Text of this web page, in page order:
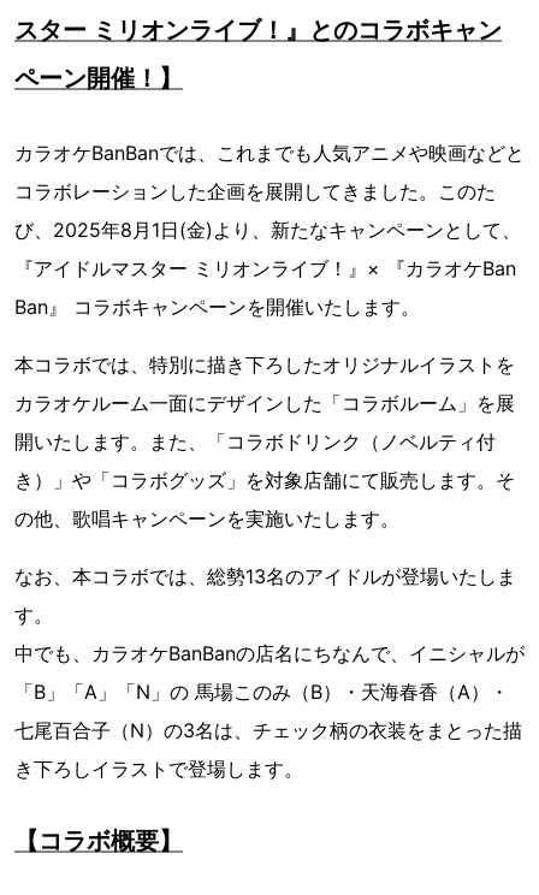
スター ミリオンライブ！』とのコラボキャン
ペーン開催！】
カラオケBanBanでは、これまでも人気アニメや映画などと
コラボレーションした企画を展開してきました。このた
び、2025年8月1日(金)より、新たなキャンペーンとして、
『アイドルマスター ミリオンライブ！』× 『カラオケBan
Ban』 コラボキャンペーンを開催いたします。
本コラボでは、特別に描き下ろしたオリジナルイラストを
カラオケルーム一面にデザインした「コラボルーム」を展
開いたします。また、「コラボドリンク（ノベルティ付
き）」や「コラボグッズ」を対象店舗にて販売します。そ
の他、歌唱キャンペーンを実施いたします。
なお、本コラボでは、総勢13名のアイドルが登場いたしま
す。
中でも、カラオケBanBanの店名にちなんで、イニシャルが
「B」「A」「N」の 馬場このみ（B）・天海春香（A）・
七尾百合子（N）の3名は、チェック柄の衣装をまとった描
き下ろしイラストで登場します。
【コラボ概要】